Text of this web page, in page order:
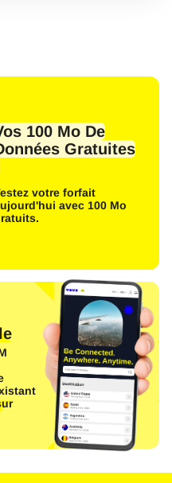
100 Mo De
Gratuites
votre forfait
avec 100 Mo